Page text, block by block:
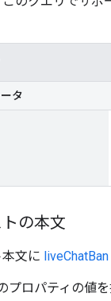
タ
トの本文
本文に
プロパティの値